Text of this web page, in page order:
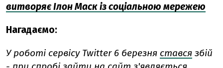
витворяє Ілон Маск із соціальною мережею
Нагадаємо:
У роботі сервісу Twitter 6 березня стався збій